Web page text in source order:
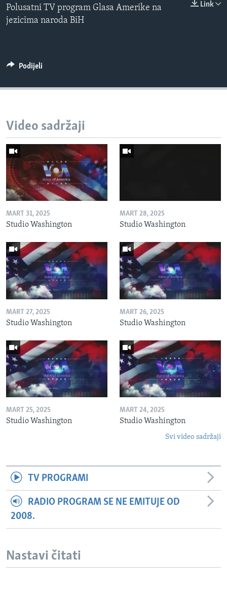
Link
Polusatni TV program Glasa Amerike na
jezicima naroda BiH
Podijeli
Video sadržaji
MART 31, 2025
Studio Washington
MART 28, 2025
Studio Washington
MART 27, 2025
Studio Washington
MART 26, 2025
Studio Washington
MART 25, 2025
Studio Washington
MART 24, 2025
Studio Washington
Svi video sadržaji
TV PROGRAMI
RADIO PROGRAM SE NE EMITUJE OD
2008.
Nastavi čitati